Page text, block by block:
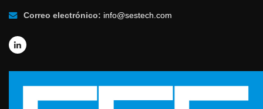
Correo electrónico: info@sestech.com